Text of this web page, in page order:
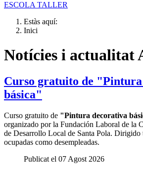
ESCOLA TALLER
Estàs aquí:
Inici
Notícies i actualitat
Curso gratuito de
básica"
Curso gratuito de "Pintura decorativa
organizado por la Fundación Laboral de la
de Desarrollo Local de Santa Pola. Dirigido
ocupadas como desempleadas.
Publicat el 07 Agost 2026